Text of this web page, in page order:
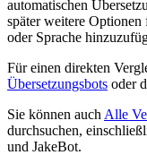
automatischen
später weitere
oder Sprache
Für einen direkten
Übersetzungsbots oder
Sie können auch Alle
durchsuchen,
und JakeBot.